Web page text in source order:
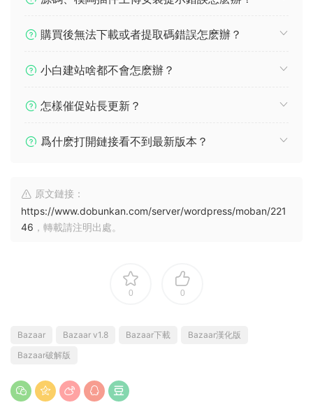
購買後無法下載或者提取碼錯誤怎麽辦？
小白建站啥都不會怎麽辦？
怎樣催促站長更新？
爲什麽打開鏈接看不到最新版本？
原文鏈接：
https://www.dobunkan.com/server/wordpress/moban/221
46 ，轉載請注明出處。
0 0
Bazaar Bazaar v1.8 Bazaar下載
Bazaar漢化版
Bazaar破解版